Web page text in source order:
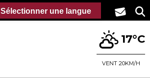
17°C
VENT 20KM/H
Sélectionner une langue